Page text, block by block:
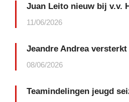
Juan Leito nieuw bij v.v.
11/06/2026
Jeandre Andrea
08/06/2026
Teamindelingen jeugd